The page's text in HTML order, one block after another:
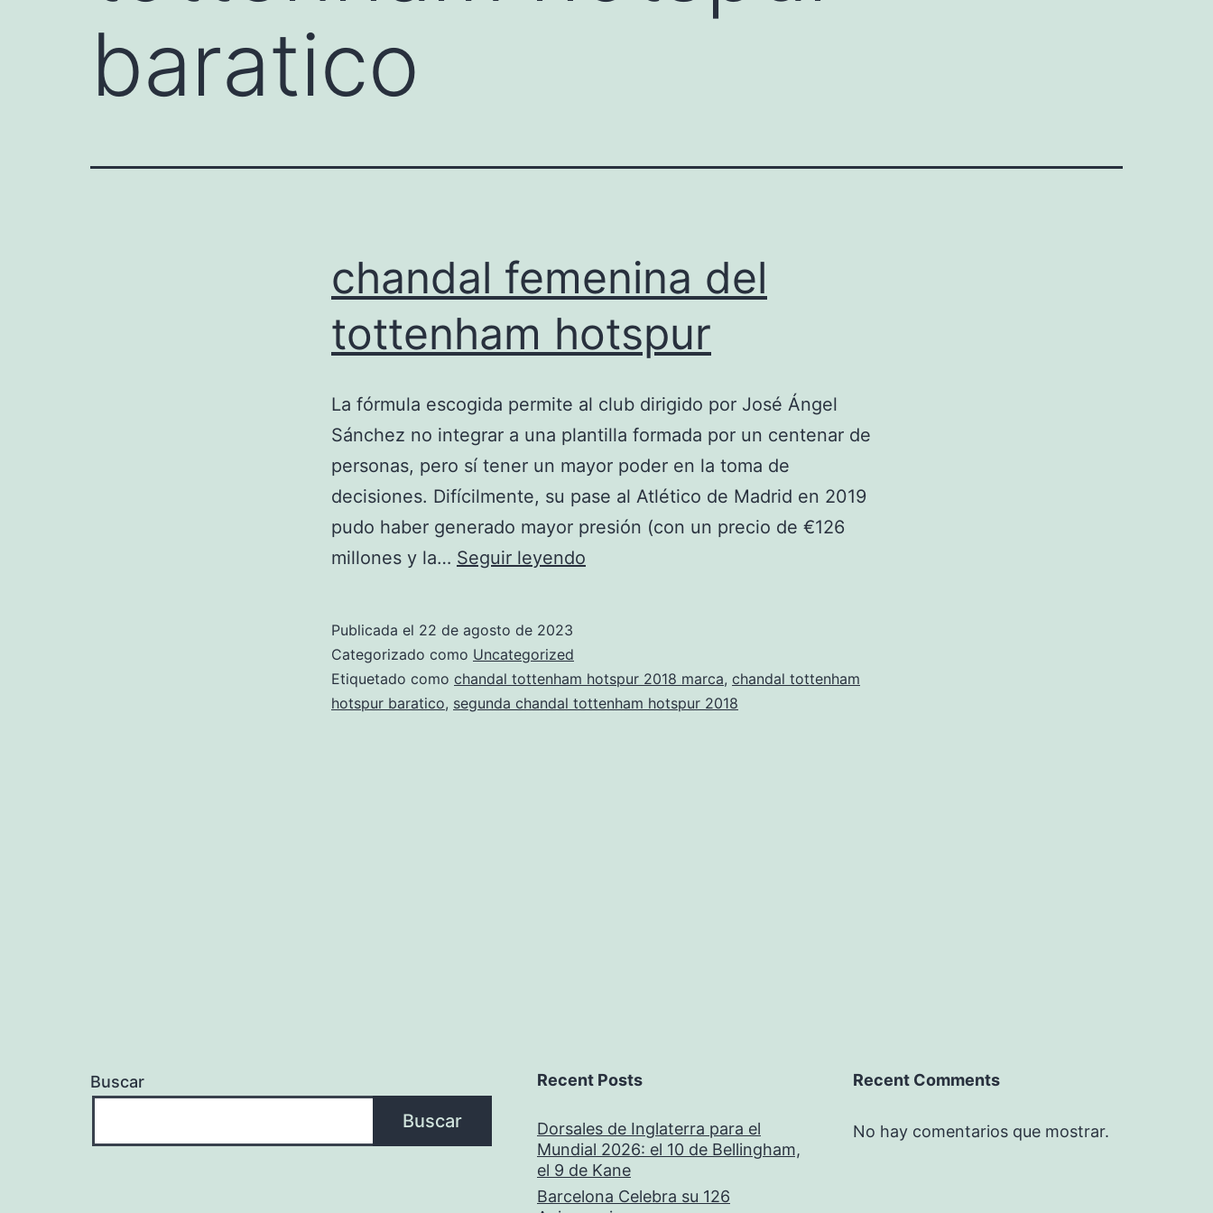
baratico
chandal femenina del
tottenham hotspur
La fórmula escogida permite al club dirigido por José Ángel
Sánchez no integrar a una plantilla formada por un centenar de
personas, pero sí tener un mayor poder en la toma de
decisiones. Difícilmente, su pase al Atlético de Madrid en 2019
pudo haber generado mayor presión (con un precio de €126
millones y la… Seguir leyendo
hotspur
Publicada el 22 de agosto de 2023
Categorizado como Uncategorized
Etiquetado como chandal tottenham hotspur 2018 marca, chandal tottenham
hotspur baratico, segunda chandal tottenham hotspur 2018
Buscar
Buscar
Recent Posts
Dorsales de Inglaterra para el
Mundial 2026: el 10 de Bellingham,
el 9 de Kane
Barcelona Celebra su 126
Recent Comments
No hay comentarios que mostrar.